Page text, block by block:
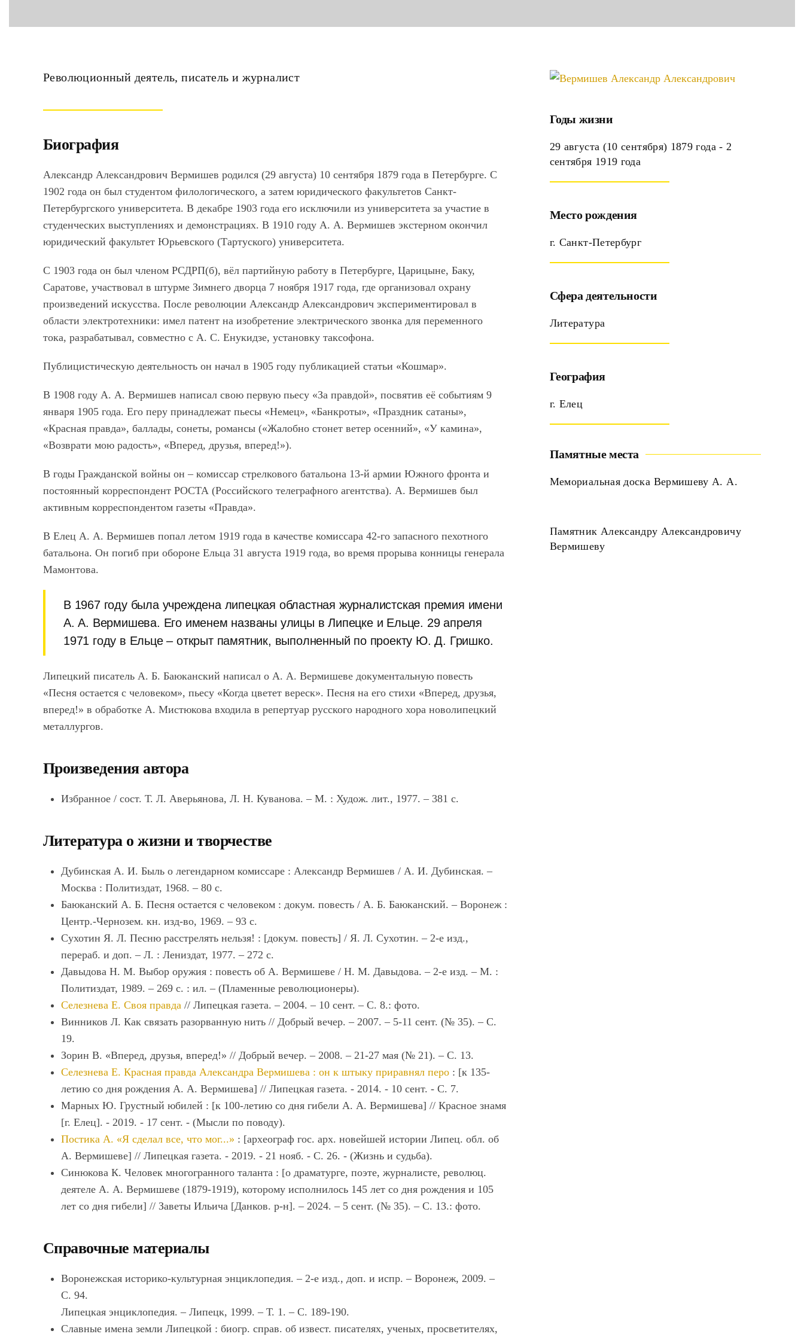
Революционный деятель, писатель и журналист
Биография
Александр Александрович Вермишев родился (29 августа) 10 сентября 1879 года в Петербурге. С
1902 года он был студентом филологического, а затем юридического факультетов Санкт-
Петербургского университета. В декабре 1903 года его исключили из университета за участие в
студенческих выступлениях и демонстрациях. В 1910 году А. А. Вермишев экстерном окончил
юридический факультет Юрьевского (Тартуского) университета.
С 1903 года он был членом РСДРП(б), вёл партийную работу в Петербурге, Царицыне, Баку,
Саратове, участвовал в штурме Зимнего дворца 7 ноября 1917 года, где организовал охрану
произведений искусства. После революции Александр Александрович экспериментировал в
области электротехники: имел патент на изобретение электрического звонка для переменного
тока, разрабатывал, совместно с А. С. Енукидзе, установку таксофона.
Публицистическую деятельность он начал в 1905 году публикацией статьи «Кошмар».
В 1908 году А. А. Вермишев написал свою первую пьесу «За правдой», посвятив её событиям 9
января 1905 года. Его перу принадлежат пьесы «Немец», «Банкроты», «Праздник сатаны»,
«Красная правда», баллады, сонеты, романсы («Жалобно стонет ветер осенний», «У камина»,
«Возврати мою радость», «Вперед, друзья, вперед!»).
В годы Гражданской войны он – комиссар стрелкового батальона 13-й армии Южного фронта и
постоянный корреспондент РОСТА (Российского телеграфного агентства). А. Вермишев был
активным корреспондентом газеты «Правда».
В Елец А. А. Вермишев попал летом 1919 года в качестве комиссара 42-го запасного пехотного
батальона. Он погиб при обороне Ельца 31 августа 1919 года, во время прорыва конницы генерала
Мамонтова.
В 1967 году была учреждена липецкая областная журналистская премия имени
А. А. Вермишева. Его именем названы улицы в Липецке и Ельце. 29 апреля
1971 году в Ельце – открыт памятник, выполненный по проекту Ю. Д. Гришко.
Липецкий писатель А. Б. Баюканский написал о А. А. Вермишеве документальную повесть
«Песня остается с человеком», пьесу «Когда цветет вереск». Песня на его стихи «Вперед, друзья,
вперед!» в обработке А. Мистюкова входила в репертуар русского народного хора новолипецкий
металлургов.
Произведения автора
Избранное / сост. Т. Л. Аверьянова, Л. Н. Куванова. – М. : Худож. лит., 1977. – 381 с.
Литература о жизни и творчестве
Дубинская А. И. Быль о легендарном комиссаре : Александр Вермишев / А. И. Дубинская. –
Москва : Политиздат, 1968. – 80 с.
Баюканский А. Б. Песня остается с человеком : докум. повесть / А. Б. Баюканский. – Воронеж :
Центр.-Чернозем. кн. изд-во, 1969. – 93 с.
Сухотин Я. Л. Песню расстрелять нельзя! : [докум. повесть] / Я. Л. Сухотин. – 2-е изд.,
перераб. и доп. – Л. : Лениздат, 1977. – 272 с.
Давыдова Н. М. Выбор оружия : повесть об А. Вермишеве / Н. М. Давыдова. – 2-е изд. – М. :
Политиздат, 1989. – 269 с. : ил. – (Пламенные революционеры).
Селезнева Е. Своя правда // Липецкая газета. – 2004. – 10 сент. – С. 8.: фото.
Винников Л. Как связать разорванную нить // Добрый вечер. – 2007. – 5-11 сент. (№ 35). – С.
19.
Зорин В. «Вперед, друзья, вперед!» // Добрый вечер. – 2008. – 21-27 мая (№ 21). – С. 13.
Селезнева Е. Красная правда Александра Вермишева : он к штыку приравнял перо : [к 135-
летию со дня рождения А. А. Вермишева] // Липецкая газета. - 2014. - 10 сент. - С. 7.
Марных Ю. Грустный юбилей : [к 100-летию со дня гибели А. А. Вермишева] // Красное знамя
[г. Елец]. - 2019. - 17 сент. - (Мысли по поводу).
Постика А. «Я сделал все, что мог...» : [археограф гос. арх. новейшей истории Липец. обл. об
А. Вермишеве] // Липецкая газета. - 2019. - 21 нояб. - С. 26. - (Жизнь и судьба).
Синюкова К. Человек многогранного таланта : [о драматурге, поэте, журналисте, революц.
деятеле А. А. Вермишеве (1879-1919), которому исполнилось 145 лет со дня рождения и 105
лет со дня гибели] // Заветы Ильича [Данков. р-н]. – 2024. – 5 сент. (№ 35). – С. 13.: фото.
Справочные материалы
Воронежская историко-культурная энциклопедия. – 2-е изд., доп. и испр. – Воронеж, 2009. –
С. 94.
Липецкая энциклопедия. – Липецк, 1999. – Т. 1. – С. 189-190.
Славные имена земли Липецкой : биогр. справ. об извест. писателях, ученых, просветителях,
Годы жизни
29 августа (10 сентября) 1879 года - 2
сентября 1919 года
Место рождения
г. Санкт-Петербург
Сфера деятельности
Литература
География
г. Елец
Памятные места
Мемориальная доска Вермишеву А. А.
Памятник Александру Александровичу
Вермишеву